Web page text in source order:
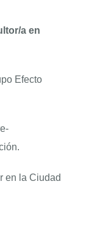
a en
Efecto
en la Ciudad